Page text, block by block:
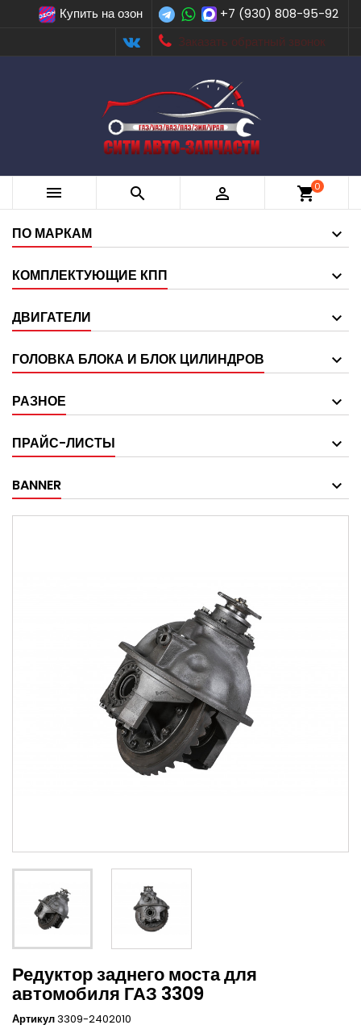
Купить на озон
+7 (930) 808-95-92
Заказать обратный звонок
   shopping_cart0
ПО МАРКАМ
КОМПЛЕКТУЮЩИЕ КПП
ДВИГАТЕЛИ
ГОЛОВКА БЛОКА И БЛОК ЦИЛИНДРОВ
РАЗНОЕ
ПРАЙС-ЛИСТЫ
BANNER
Редуктор заднего моста для
автомобиля ГАЗ 3309
Артикул3309-2402010